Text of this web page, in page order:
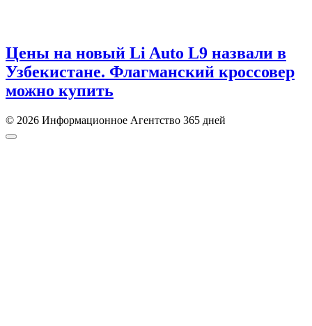
Цены на новый Li Auto L9 назвали в
Узбекистане. Флагманский кроссовер
можно купить
© 2026 Информационное Агентство 365 дней